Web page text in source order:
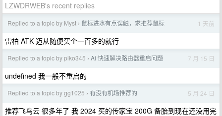
LZWDRWEB's recent replies
Replied to a topic by Myst › 鼠标进水有点误触，求推荐鼠标 1 天前
雷柏 ATK 迈从随便买个一百多的就行
Replied to a topic by plko345 › Ai 快速解决路由器重启问题 7 月 15 日
undefined 我一般不重启的
Replied to a topic by gg1025 › 有没有机场推荐的 5 月 24 日
推荐飞鸟云 很多年了 我 2024 买的传家宝 200G 备胎到现在还没用完